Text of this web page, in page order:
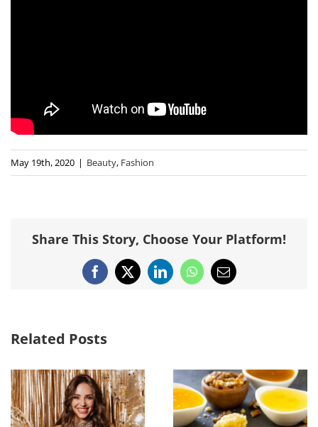
May 19th, 2020 | Beauty, Fashion
Share This Story, Choose Your Platform!
Facebook
X LinkedInWhatsApp
Email
Related Posts